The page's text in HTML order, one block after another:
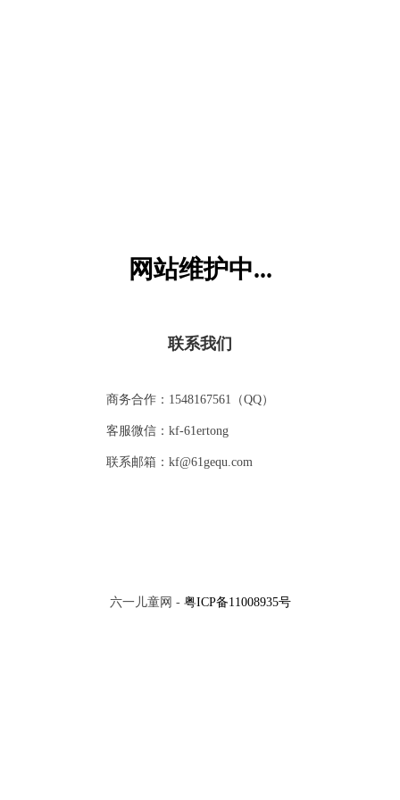
网站维护中...
联系我们
商务合作：1548167561（QQ）
客服微信：kf-61ertong
联系邮箱：kf@61gequ.com
六一儿童网 - 粤ICP备11008935号